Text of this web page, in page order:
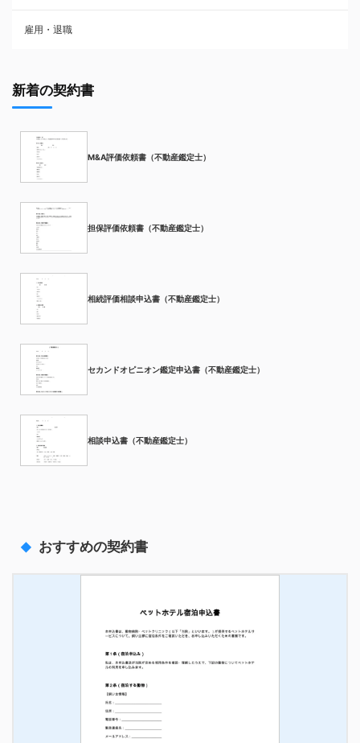
雇用・退職
新着の契約書
M&A評価依頼書（不動産鑑定士）
担保評価依頼書（不動産鑑定士）
相続評価相談申込書（不動産鑑定士）
セカンドオピニオン鑑定申込書（不動産鑑定士）
相談申込書（不動産鑑定士）
おすすめの契約書